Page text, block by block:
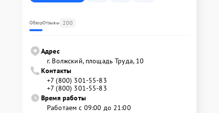
ОбзорОтзывы 200
Адрес
г. Волжский, площадь Труда, 10
Контакты
+7 (800) 301-55-83
+7 (800) 301-55-83
Время работы
Работаем с 09:00 до 21:00